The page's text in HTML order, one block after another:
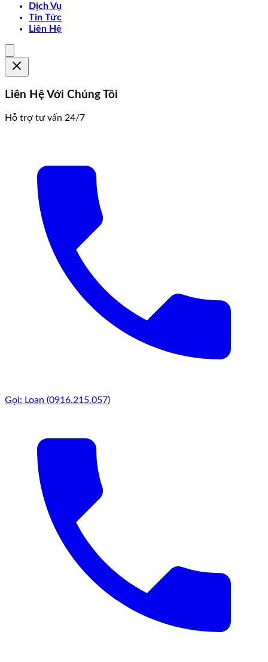
Dịch Vụ
Tin Tức
Liên Hệ
Liên Hệ Với Chúng Tôi
Hỗ trợ tư vấn 24/7
Gọi: Loan (0916.215.057)